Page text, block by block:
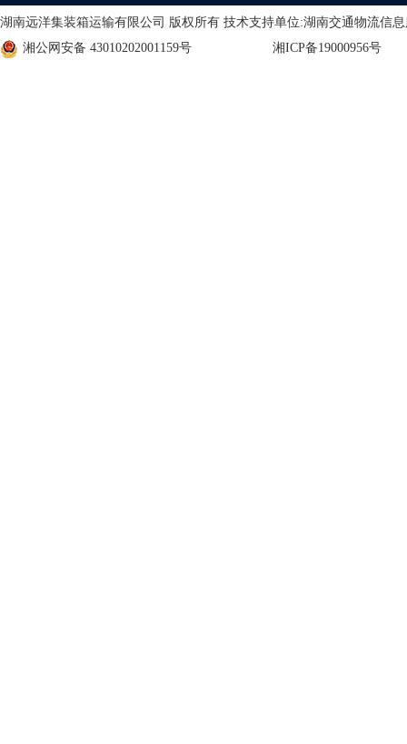
湖南远洋集装箱运输有限公司 版权所有 技术支持单位:湖南交通物流信
湘公网安备 43010202001159号
湘ICP备19000956号